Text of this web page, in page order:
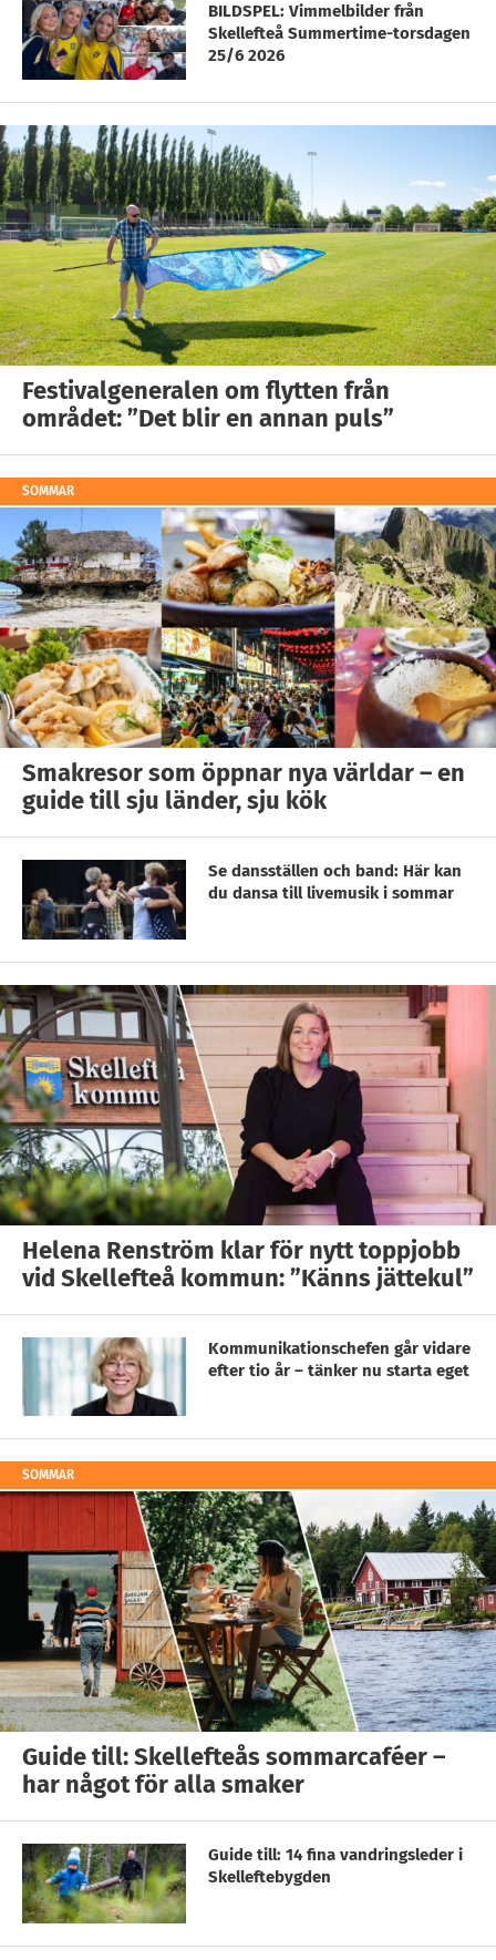
BILDSPEL: Vimmelbilder från
Skellefteå Summertime-torsdagen
25/6 2026
Festivalgeneralen om flytten från
området: ”Det blir en annan puls”
SOMMAR
Smakresor som öppnar nya världar – en
guide till sju länder, sju kök
Se dansställen och band: Här kan
du dansa till livemusik i sommar
Helena Renström klar för nytt toppjobb
vid Skellefteå kommun: ”Känns jättekul”
Kommunikationschefen går vidare
efter tio år – tänker nu starta eget
SOMMAR
Guide till: Skellefteås sommarcaféer –
har något för alla smaker
Guide till: 14 fina vandringsleder i
Skelleftebygden